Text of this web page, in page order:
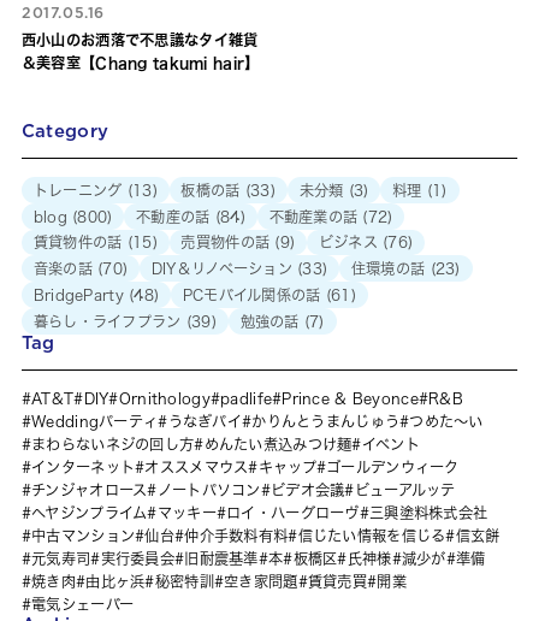
2017.05.16
西小山のお洒落で不思議なタイ雑貨
＆美容室【Chang takumi hair】
Category
トレーニング (13) 板橋の話 (33) 未分類 (3) 料理 (1)
blog (800) 不動産の話 (84) 不動産業の話 (72)
賃貸物件の話 (15) 売買物件の話 (9) ビジネス (76)
音楽の話(70) DIY＆リノベーション (33) 住環境の話 (23)
BridgeParty(48) PCモバイル関係の話 (61)
暮らし・ライフプラン (39) 勉強の話 (7)
Tag
AT&T DIY Ornithology padlife Prince & Beyonce
R&B
Weddingパーティ
うなぎパイ かりんとうまんじゅう
つめた～い
まわらないネジの回し方
めんたい煮込みつけ麺
イベント
インターネット
オススメマウス キャップ
ゴールデンウィーク
チンジャオロース
ノートパソコン ビデオ会議
ビューアルッテ
ヘヤジンプライム
マッキー ロイ・ハーグローヴ
三興塗料株式会社
中古マンション
仙台 仲介手数料有料 信じたい情報を信じる
信玄餅
元気寿司
実行委員会 旧耐震基準 本 板橋区 氏神様 減少が
準備
焼き肉
由比ヶ浜 秘密特訓 空き家問題 賃貸売買
開業
電気シェーバー